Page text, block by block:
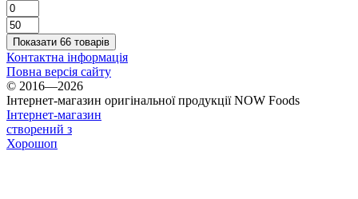
Показати 66 товарів
Контактна інформація
Повна версія сайту
© 2016—2026
Інтернет-магазин оригінальної продукції NOW Foods
Інтернет-магазин
створений з
Хорошоп